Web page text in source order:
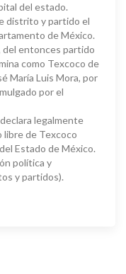
del estado.
distrito y partido el
de México.
del entonces partido
como Texcoco de
María Luis Mora, por
por el
legalmente
de Texcoco
Estado de México.
política y
y partidos).